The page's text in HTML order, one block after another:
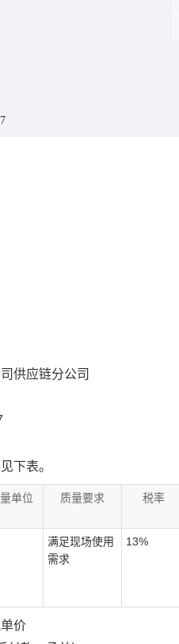
供应链分公司
下表。
单位 质量要求 税率
满足现场使用
需求
13%
价